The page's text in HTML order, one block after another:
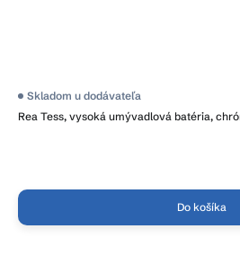
Rea Tess, vysoká umývadlová batéria,
Skladom u dodávateľa
Do košíka